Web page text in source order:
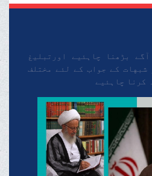
بڑھنا چاہئیے اورتبلیغ
اور شبهات کے جواب کے لئے مختلف
کرنا چاہئیے